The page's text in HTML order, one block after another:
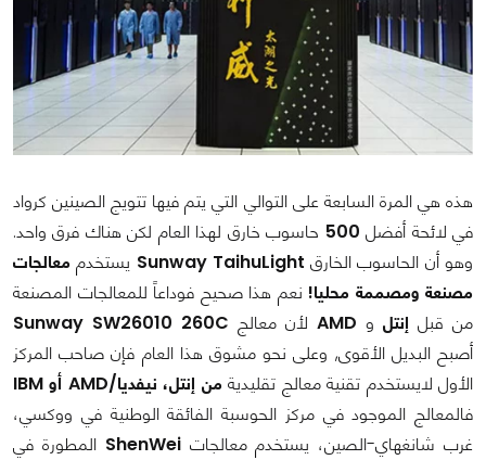
هذه هي المرة السابعة على التوالي التي يتم فيها تتويج الصينين كرواد
في لائحة أفضل 500 حاسوب خارق لهذا العام لكن هناك فرق واحد.
وهو أن الحاسوب الخارقSunway TaihuLight يستخدم معالجات
مصنعة ومصممة محليا! نعم هذا صحيح فوداعاً للمعالجات المصنعة
من قبل إنتل و AMD لأن معالج Sunway SW26010 260C
أصبح البديل الأقوى, وعلى نحو مشوق هذا العام فإن صاحب المركز
الأول لايستخدم تقنية معالج تقليديةمن إنتل، نيفديا/AMD أو IBM
فالمعالج الموجود في مركز الحوسبة الفائقة الوطنية في ووكسي،
غرب شانغهاي-الصين، يستخدم معالجاتShenWei المطورة في